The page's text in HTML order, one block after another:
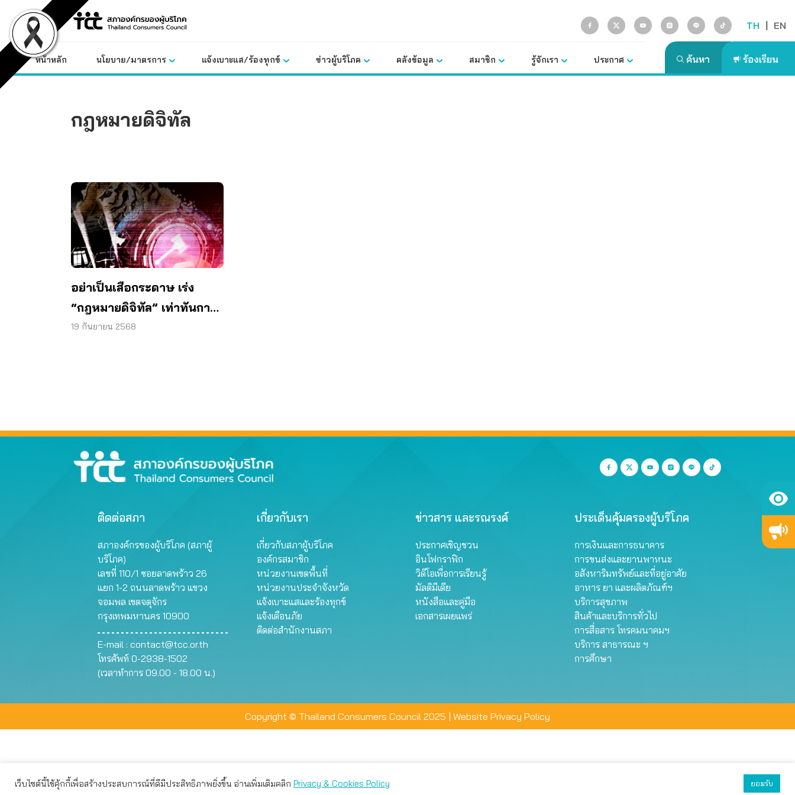
content
TH | EN
หน้าหลัก นโยบาย/มาตรการ แจ้งเบาะแส/ร้องทุกข์ ข่าวผู้บริโภค คลังข้อมูล สมาชิก รู้จักเรา ประกาศ
กฎหมายดิจิทัล
อย่าเป็นเสือกระดาษ เร่ง
“กฎหมายดิจิทัล” เท่าทันการ
ละเมิดสิทธิ
19 กันยายน 2568
ติดต่อสภา
สภาองค์กรของผู้บริโภค (สภาผู้
บริโภค)
เลขที่ 110/1 ซอยลาดพร้าว 26
แยก 1-2 ถนนลาดพร้าว แขวง
จอมพล เขตจตุจักร
กรุงเทพมหานคร 10900
E-mail : contact@tcc.or.th
โทรศัพท์ 0-2938-1502
(เวลาทำการ 09.00 - 18.00 น.)
เกี่ยวกับเรา
เกี่ยวกับสภาผู้บริโภค
องค์กรสมาชิก
หน่วยงานเขตพื้นที่
หน่วยงานประจำจังหวัด
แจ้งเบาะแสและร้องทุกข์
แจ้งเตือนภัย
ติดต่อสำนักงานสภา
ข่าวสาร และรณรงค์
ประกาศเชิญชวน
อินโฟกราฟิก
วิดีโอเพื่อการเรียนรู้
มัลติมีเดีย
หนังสือและคู่มือ
เอกสารเผยแพร่
ประเด็นคุ้มครองผู้บริโภค
การเงินและการธนาคาร
การขนส่งและยานพาหนะ
อสังหาริมทรัพย์และที่อยู่อาศัย
อาหาร ยา และผลิตภัณฑ์ฯ
บริการสุขภาพ
สินค้าและบริการทั่วไป
การสื่อสาร โทรคมนาคมฯ
บริการ สาธารณะ ฯ
การศึกษา
Copyright © Thailand Consumers Council 2025 | Website Privacy Policy
เว็บไซต์นี้ใช้คุ้กกี้เพื่อสร้างประสบการณ์ที่ดีมีประสิทธิภาพยิ่งขึ้น อ่านเพิ่มเติมคลิก Privacy & Cookies Policy ยอมรับ
เว็บไซต์นี้ใช้คุกกี้เพื่อมอบประสบการณ์การใช้งานที่ดีให้แก่ท่าน คุณสามารถเลือกตั้งค่าความเป็นส่วนตัวได้